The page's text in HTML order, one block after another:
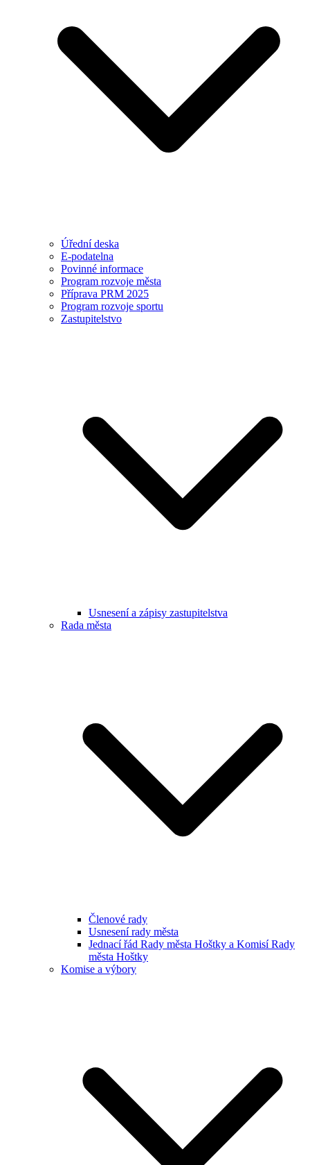
Úřední deska
E-podatelna
Povinné informace
Program rozvoje města
Příprava PRM 2025
Program rozvoje sportu
Zastupitelstvo
Usnesení a zápisy zastupitelstva
Rada města
Členové rady
Usnesení rady města
Jednací řád Rady města Hoštky a Komisí Rady
města Hoštky
Komise a výbory